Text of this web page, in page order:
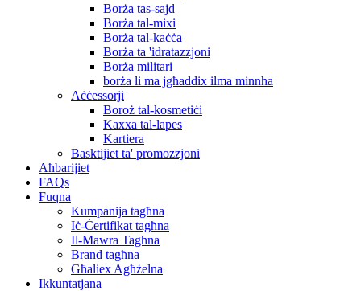
Borża tas-sajd
Borża tal-mixi
Borża tal-kaċċa
Borża ta 'idratazzjoni
Borża militari
borża li ma jgħaddix ilma minnha
Aċċessorji
Boroż tal-kosmetiċi
Kaxxa tal-lapes
Kartiera
Basktijiet ta' promozzjoni
Aħbarijiet
FAQs
Fuqna
Kumpanija tagħna
Iċ-Ċertifikat tagħna
Il-Mawra Taghna
Brand tagħna
Għaliex Agħżelna
Ikkuntatjana